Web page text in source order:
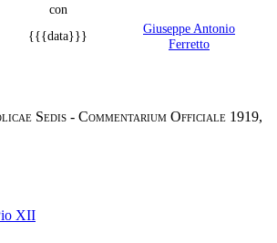
con
{{{data}}}
Giuseppe Antonio
Ferretto
Sedis - Commentarium Officiale 1919,
XII